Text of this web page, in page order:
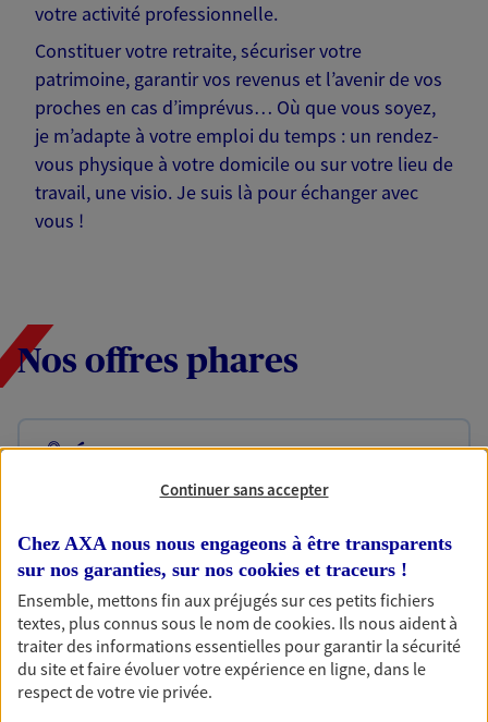
votre activité professionnelle.
Constituer votre retraite, sécuriser votre
patrimoine, garantir vos revenus et l’avenir de vos
proches en cas d’imprévus… Où que vous soyez,
je m’adapte à votre emploi du temps : un rendez-
vous physique à votre domicile ou sur votre lieu de
travail, une visio. Je suis là pour échanger avec
vous !
Nos offres phares
Épargne
Réalisez vos projets grâce à votre épargne : achat
du monde… Épargnez à votre rythme et
simplement, selon votre profil.
Découvrir les offres Épargne
Retraite
Préparez sereinement ce nouveau chapitre de
Continuer sans accepter
Chez AXA nous nous engageons à être transparents
sur nos garanties, sur nos cookies et traceurs !
Ensemble, mettons fin aux préjugés sur ces petits fichiers
textes, plus connus sous le nom decookies. Ils nous aident à
traiter des informations essentielles pour garantir la sécurité
du site et faire évoluer votre expérience en ligne, dans le
respect de votre vie privée.